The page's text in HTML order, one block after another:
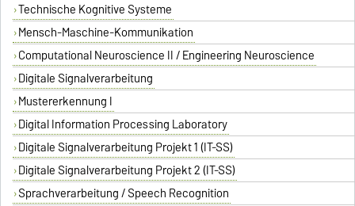
Technische Kognitive Systeme
Mensch-Maschine-Kommunikation
Computational Neuroscience II / Engineering Neuroscience
Digitale Signalverarbeitung
Mustererkennung I
Digital Information Processing Laboratory
Digitale Signalverarbeitung Projekt 1 (IT-SS)
Digitale Signalverarbeitung Projekt 2 (IT-SS)
Sprachverarbeitung / Speech Recognition